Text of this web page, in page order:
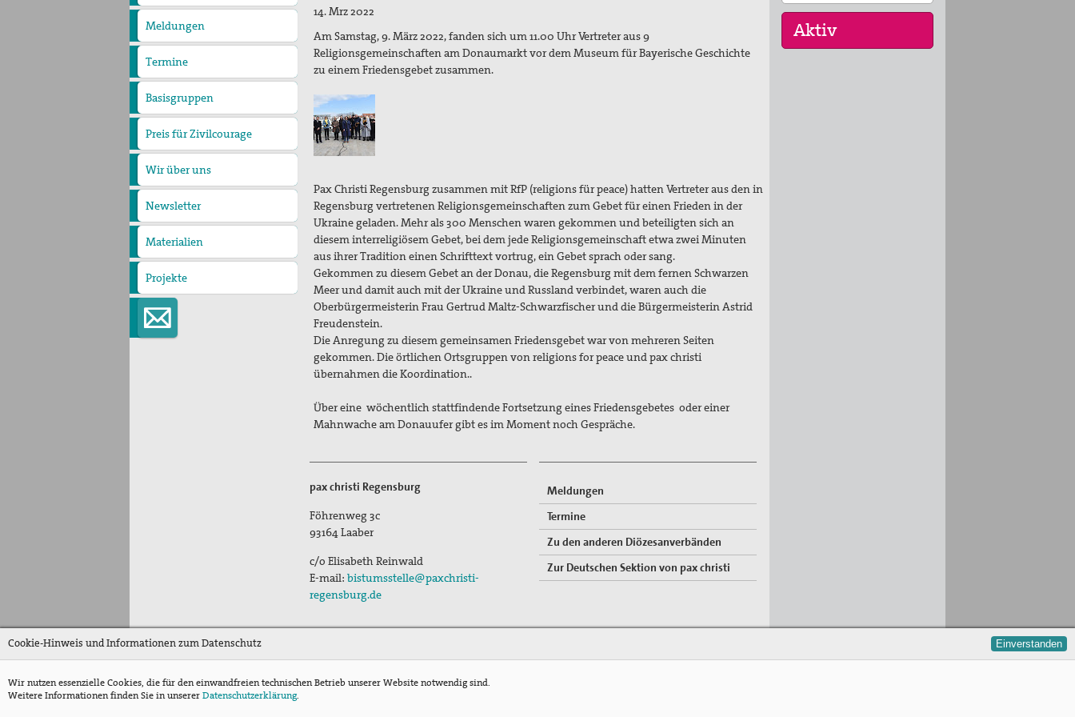
christi
Meldungen
Termine
Basisgruppen
Preis für Zivilcourage
Preisträger 2001
Wir über uns
Newsletter
Materialien
Projekte
Buchprojekt
14. Mrz 2022
Am Samstag, 9. März 2022, fanden sich um 11.00 Uhr Vertreter aus 9
Religionsgemeinschaften am Donaumarkt vor dem Museum für Bayerische Geschichte
zu einem Friedensgebet zusammen.
Pax Christi Regensburg zusammen mit RfP (religions für peace) hatten Vertreter aus den in
Regensburg vertretenen Religionsgemeinschaften zum Gebet für einen Frieden in der
Ukraine geladen. Mehr als 300 Menschen waren gekommen und beteiligten sich an
diesem interreligiösem Gebet, bei dem jede Religionsgemeinschaft etwa zwei Minuten
aus ihrer Tradition einen Schrifttext vortrug, ein Gebet sprach oder sang.
Gekommen zu diesem Gebet an der Donau, die Regensburg mit dem fernen Schwarzen
Meer und damit auch mit der Ukraine und Russland verbindet, waren auch die
Oberbürgermeisterin Frau Gertrud Maltz-Schwarzfischer und die Bürgermeisterin Astrid
Freudenstein.
Die Anregung zu diesem gemeinsamen Friedensgebet war von mehreren Seiten
gekommen. Die örtlichen Ortsgruppen von religions for peace und pax christi
übernahmen die Koordination..
Über eine wöchentlich stattfindende Fortsetzung eines Friedensgebetes oder einer
Mahnwache am Donauufer gibt es im Moment noch Gespräche.
pax christi Regensburg
Föhrenweg 3c
93164 Laaber
c/o Elisabeth Reinwald
E-mail: bistumsstelle@paxchristi-
regensburg.de
Meldungen
Termine
Zu den anderen Diözesanverbänden
Zur Deutschen Sektion von pax christi
Cookie-Hinweis und Informationen zum Datenschutz Einverstanden
Wir nutzen essenzielle Cookies, die für den einwandfreien technischen Betrieb unserer Website notwendig sind.
Weitere Informationen finden Sie in unsererDatenschutzerklärung.